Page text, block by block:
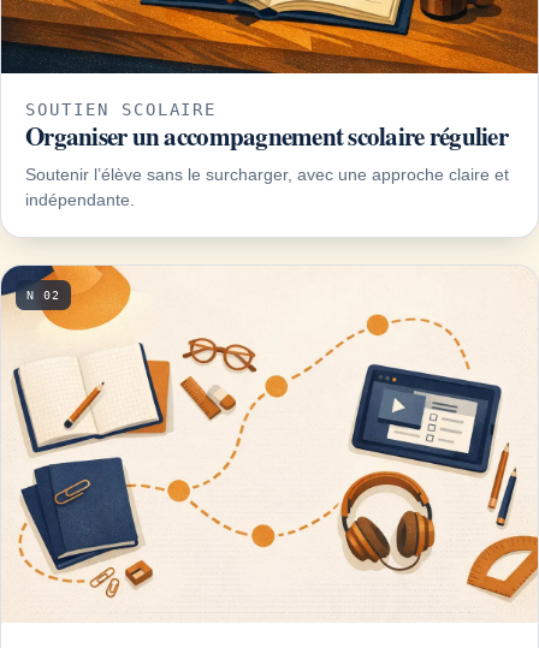
SOUTIEN SCOLAIRE
Organiser un accompagnement scolaire régulier
Soutenir l’élève sans le surcharger, avec une approche claire et
indépendante.
N 02